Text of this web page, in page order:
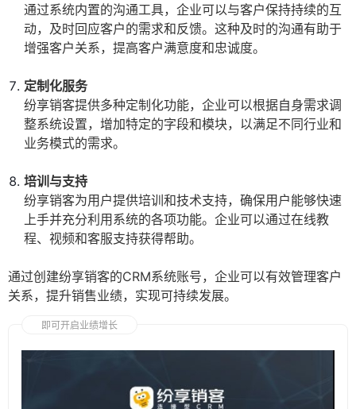
通过系统内置的沟通工具，企业可以与客户保持持续的互
动，及时回应客户的需求和反馈。这种及时的沟通有助于
增强客户关系，提高客户满意度和忠诚度。
定制化服务
纷享销客提供多种定制化功能，企业可以根据自身需求调
整系统设置，增加特定的字段和模块，以满足不同行业和
业务模式的需求。
培训与支持
纷享销客为用户提供培训和技术支持，确保用户能够快速
上手并充分利用系统的各项功能。企业可以通过在线教
程、视频和客服支持获得帮助。
通过创建纷享销客的CRM系统账号，企业可以有效管理客户
关系，提升销售业绩，实现可持续发展。
即可开启业绩增长